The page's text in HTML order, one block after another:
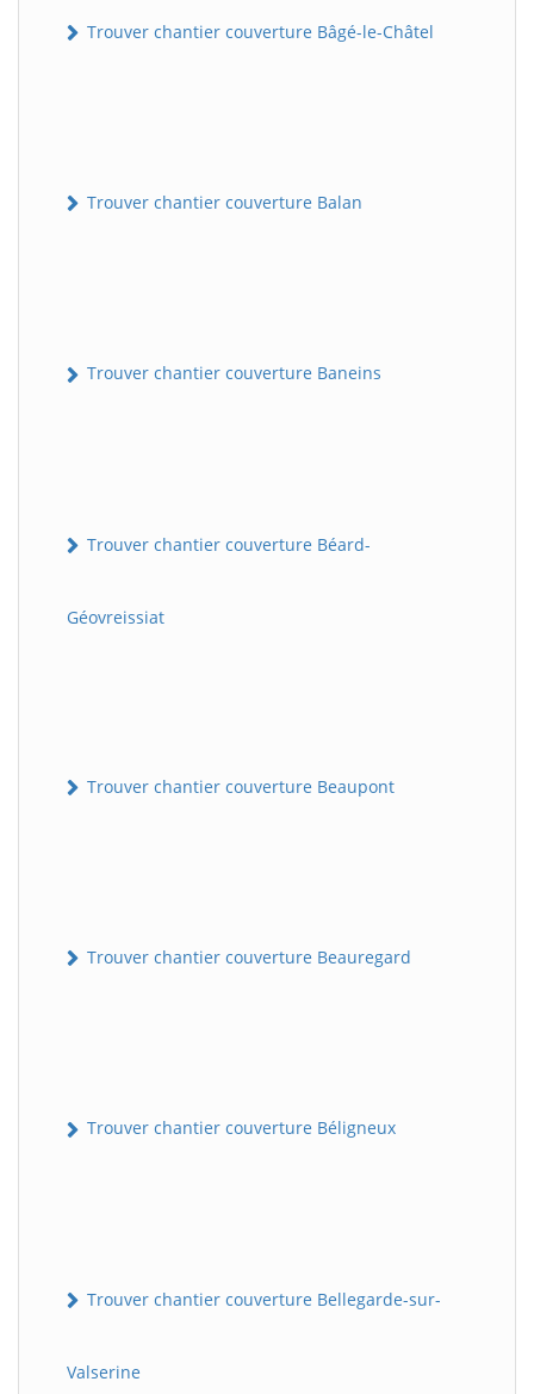
Trouver chantier couverture Bâgé-le-Châtel
Trouver chantier couverture Balan
Trouver chantier couverture Baneins
Trouver chantier couverture Béard-
Géovreissiat
Trouver chantier couverture Beaupont
Trouver chantier couverture Beauregard
Trouver chantier couverture Béligneux
Trouver chantier couverture Bellegarde-sur-
Valserine